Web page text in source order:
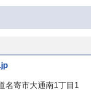
名寄市大通南1丁目1